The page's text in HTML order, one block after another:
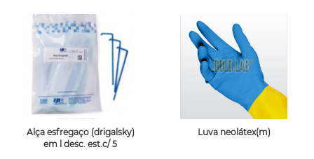
Alça esfregaço (drigalsky)
em l desc. est.c/ 5
Luva neolátex(m)